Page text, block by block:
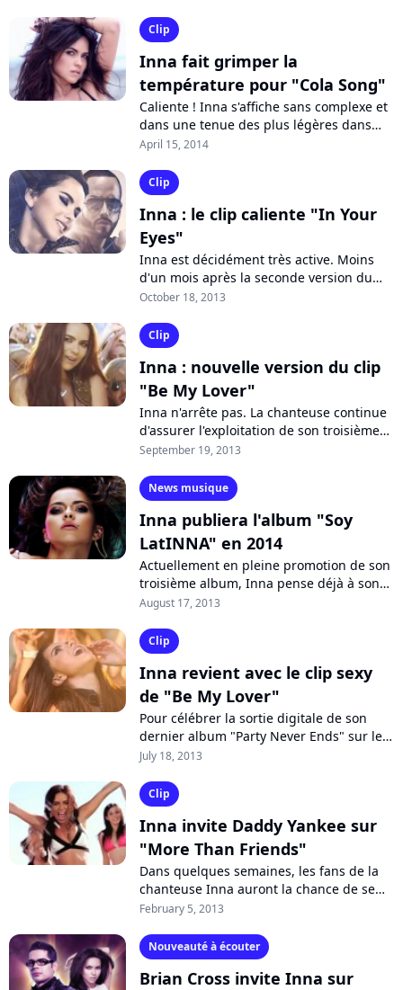
Clip
Inna fait grimper la
température pour "Cola Song"
Caliente ! Inna s'affiche sans complexe et
dans une tenue des plus légères dans
son nouveau clip. La chanson "Cola
reggaeton...
April 15, 2014
Clip
Inna : le clip caliente "In Your
Eyes"
Inna est décidément très active. Moins
d'un mois après la seconde version du
clip de "Be My Lover", la superstar
troisième...
October 18, 2013
Clip
Inna : nouvelle version du clip
"Be My Lover"
Inna n'arrête pas. La chanteuse continue
d'assurer l'exploitation de son troisième
album "Party Never Ends" et elle propose
September 19, 2013
News musique
Inna publiera l'album "Soy
LatINNA" en 2014
Actuellement en pleine promotion de son
troisième album, Inna pense déjà à son
successeur pour 2014. La chanteuse
August 17, 2013
Clip
Inna revient avec le clip sexy
de "Be My Lover"
Pour célébrer la sortie digitale de son
dernier album "Party Never Ends" sur le
sol anglais, la roumaine Inna dévoile le
July 18, 2013
Clip
Inna invite Daddy Yankee sur
"More Than Friends"
Dans quelques semaines, les fans de la
chanteuse Inna auront la chance de se
procurer son nouvel album "Party Never
February 5, 2013
Nouveauté à écouter
Brian Cross invite Inna sur